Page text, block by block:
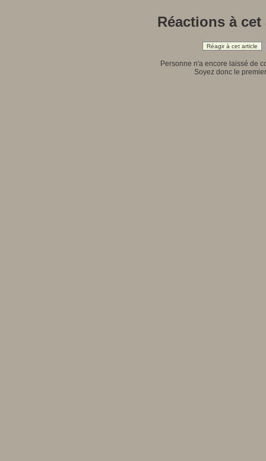
Réactions à cet
Réagir à cet article
Personne n'a encore laissé de
Soyez donc le